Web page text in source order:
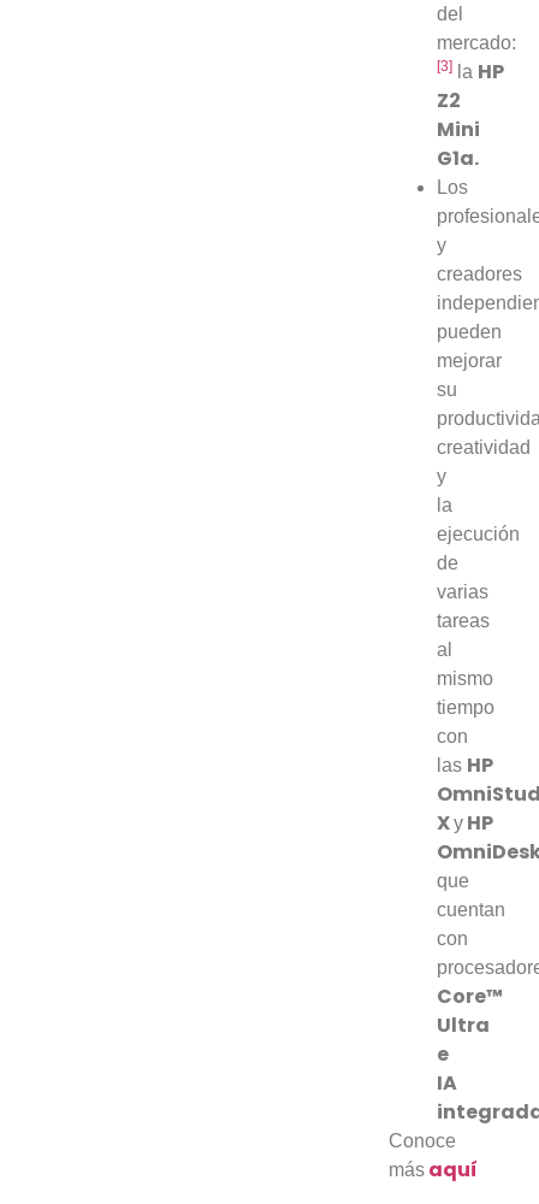
del
mercado:
[3] la HP
Z2
Mini
G1a.
Los
y
creadores
pueden
mejorar
su
creatividad
y
la
ejecución
de
varias
tareas
al
mismo
tiempo
con
las HP
Xy HP
que
cuentan
con
Core™
Ultra
e
IA
Conoce
más aquí